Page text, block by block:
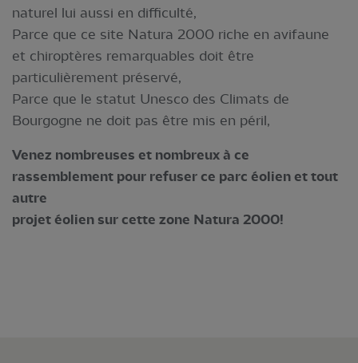
naturel lui aussi en difficulté,
Parce que ce site Natura 2000 riche en avifaune
et chiroptères remarquables doit être
particulièrement préservé,
Parce que le statut Unesco des Climats de
Bourgogne ne doit pas être mis en péril,
Venez nombreuses et nombreux à ce
rassemblement pour refuser ce parc éolien et tout
autre
projet éolien sur cette zone Natura 2000!